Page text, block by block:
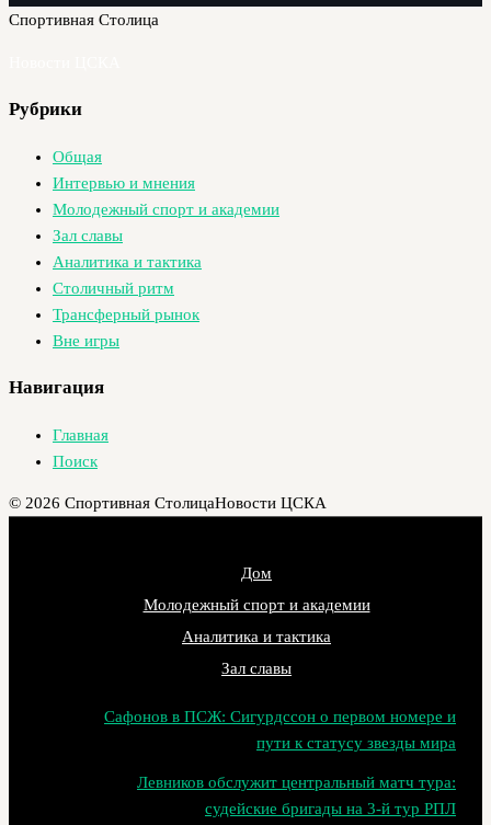
Спортивная Столица
Рубрики
Общая
Интервью и мнения
Молодежный спорт и академии
Зал славы
Аналитика и тактика
Столичный ритм
Трансферный рынок
Вне игры
Навигация
Главная
Поиск
© 2026 Спортивная СтолицаНовости ЦСКА
Дом
Молодежный спорт и академии
Аналитика и тактика
Зал славы
Сафонов в ПСЖ: Сигурдссон о первом номере и
пути к статусу звезды мира
Левников обслужит центральный матч тура:
судейские бригады на 3‑й тур РПЛ